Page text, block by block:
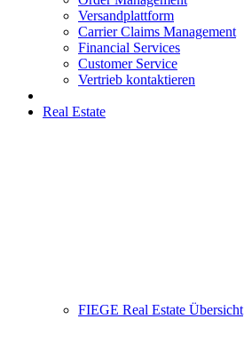
Versandplattform
Carrier Claims Management
Financial Services
Customer Service
Vertrieb kontaktieren
Real Estate
FIEGE Real Estate Übersicht